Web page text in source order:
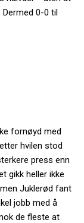
0-0 til
fornøyd med
hvilen stod
press enn
gikk heller ikke
Juklerød fant
jobb med å
de fleste at